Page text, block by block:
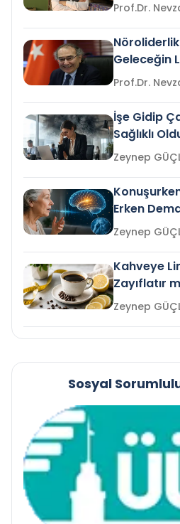
Geleceğin
İşe Gidip
Sağlıklı
Gelir mi?Zeynep
Erken
mi?
Zeynep
Kahveye
Zayıflatır
Zeynep
Sosyal